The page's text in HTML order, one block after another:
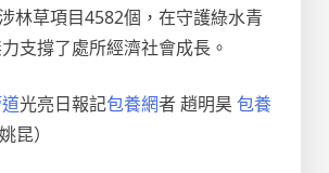
林草項目4582個，在守護綠水青
支撐了處所經濟社會成長。
光亮日報記包養網者 趙明昊包養
昆）